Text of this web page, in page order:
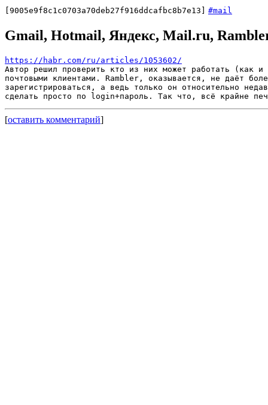
[9005e9f8c1c0703a70deb27f916ddcafbc8b7e13] #mail
Gmail, Hotmail, Яндекс, Mail.ru,
https://habr.com/ru/articles/1053602/
Автор решил проверить кто из них может работать (как и
почтовыми клиентами. Rambler, оказывается, не даёт
зарегистрироваться, а ведь только он относительно
[оставить комментарий]